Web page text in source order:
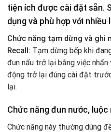
tiện ích được cài đặt sẵn.
dụng và phù hợp với nhiều
Chức năng tạm dừng và ghi
Recall: Tạm dừng bếp khi
đun nấu trở lại bằng việc nhấn
động trở lại đúng cài đặt
lại.
Chức năng đun nước, luộc
Chức năng này thường dùng